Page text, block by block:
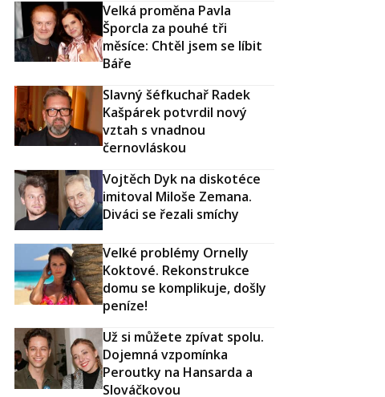
Velká proměna Pavla
Šporcla za pouhé tři
měsíce: Chtěl jsem se líbit
Báře
Slavný šéfkuchař Radek
Kašpárek potvrdil nový
vztah s vnadnou
černovláskou
Vojtěch Dyk na diskotéce
imitoval Miloše Zemana.
Diváci se řezali smíchy
Velké problémy Ornelly
Koktové. Rekonstrukce
domu se komplikuje, došly
peníze!
Už si můžete zpívat spolu.
Dojemná vzpomínka
Peroutky na Hansarda a
Slováčkovou